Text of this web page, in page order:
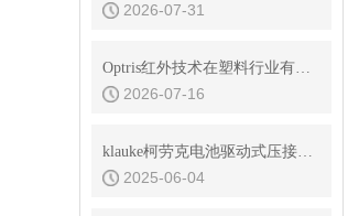
2026-07-31
Optris红外技术在塑料行业有哪些应用
2026-07-16
klauke柯劳克电池驱动式压接工具EK50ML适用于什么模具
2025-06-04